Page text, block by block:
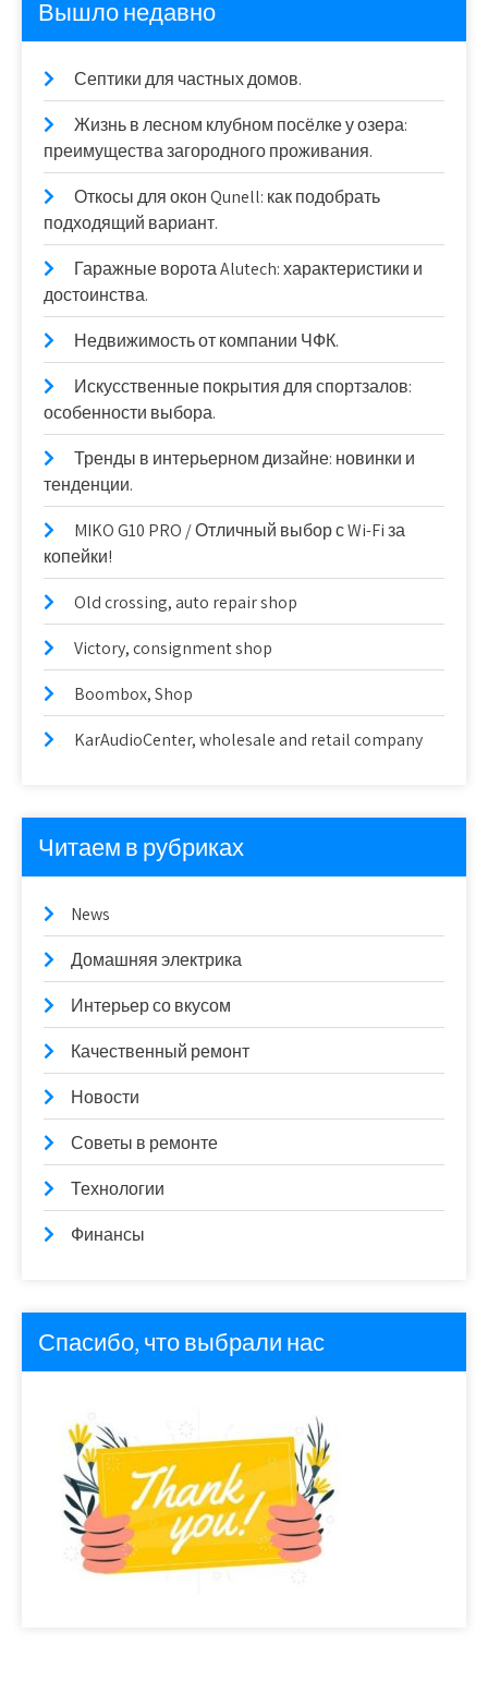
Вышло недавно
Септики для частных домов.
Жизнь в лесном клубном посёлке у озера:
преимущества загородного проживания.
Откосы для окон Qunell: как подобрать
подходящий вариант.
Гаражные ворота Alutech: характеристики и
достоинства.
Недвижимость от компании ЧФК.
Искусственные покрытия для спортзалов:
особенности выбора.
Тренды в интерьерном дизайне: новинки и
тенденции.
MIKO G10 PRO / Отличный выбор с Wi-Fi за
копейки!
Old crossing, auto repair shop
Victory, consignment shop
Boombox, Shop
KarAudioCenter, wholesale and retail company
Читаем в рубриках
News
Домашняя электрика
Интерьер со вкусом
Качественный ремонт
Новости
Советы в ремонте
Технологии
Финансы
Спасибо, что выбрали нас